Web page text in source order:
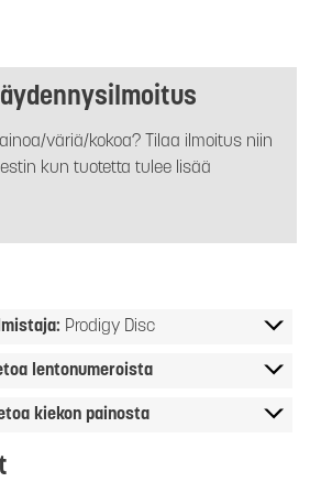
väriä/kokoa? Tilaa ilmoitus niin
kun tuotetta tulee lisää
Prodigy Disc
lentonumeroista
kiekon painosta